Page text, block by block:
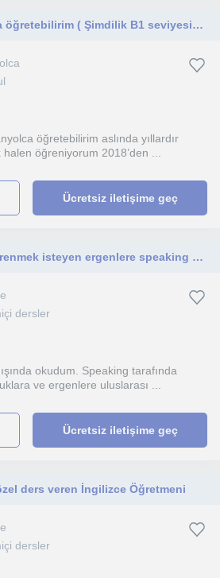
Yetişkinlere İspanyolca öğretebilirim ( Şimdilik B1 seviyesine kadar )
öğretebilirim aslında yıllardır
öğreniyorum 2018’den ...
Ücretsiz iletişime geç
Native Speaker gibi öğrenmek isteyen ergenlere speaking dersi
dersler
okudum. Speaking tarafında
ve ergenlere uluslarası ...
Ücretsiz iletişime geç
ders veren İngilizce Öğretmeni
dersler